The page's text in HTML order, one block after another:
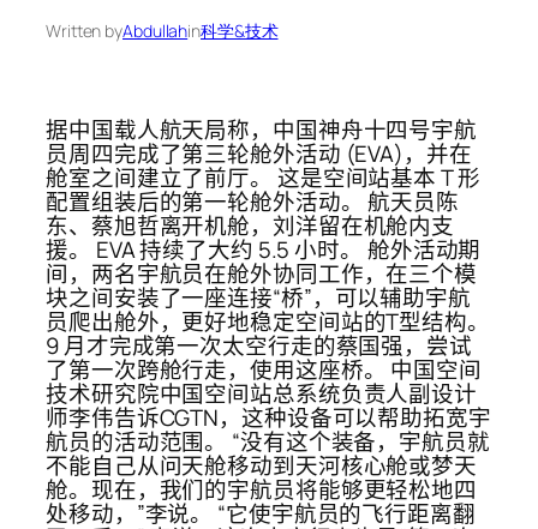
Written byAbdullahin科学&技术
据中国载人航天局称，中国神舟十四号宇航
员周四完成了第三轮舱外活动 (EVA)，并在
舱室之间建立了前厅。 这是空间站基本 T 形
配置组装后的第一轮舱外活动。 航天员陈
东、蔡旭哲离开机舱，刘洋留在机舱内支
援。 EVA 持续了大约 5.5 小时。 舱外活动期
间，两名宇航员在舱外协同工作，在三个模
块之间安装了一座连接“桥”，可以辅助宇航
员爬出舱外，更好地稳定空间站的T型结构。
9 月才完成第一次太空行走的蔡国强，尝试
了第一次跨舱行走，使用这座桥。 中国空间
技术研究院中国空间站总系统负责人副设计
师李伟告诉CGTN，这种设备可以帮助拓宽宇
航员的活动范围。 “没有这个装备，宇航员就
不能自己从问天舱移动到天河核心舱或梦天
舱。现在，我们的宇航员将能够更轻松地四
处移动，”李说。 “它使宇航员的飞行距离翻